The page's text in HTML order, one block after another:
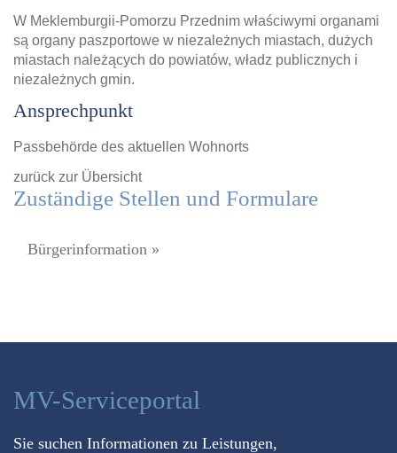
W Meklemburgii-Pomorzu Przednim właściwymi organami
są organy paszportowe w niezależnych miastach, dużych
miastach należących do powiatów, władz publicznych i
niezależnych gmin.
Ansprechpunkt
Passbehörde des aktuellen Wohnorts
zurück zur Übersicht
Zuständige Stellen und Formulare
Bürgerinformation »
MV-Serviceportal
Sie suchen Informationen zu Leistungen,